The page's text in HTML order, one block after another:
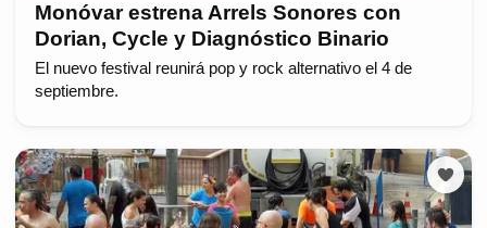
Monóvar estrena Arrels Sonores con
Dorian, Cycle y Diagnóstico Binario
El nuevo festival reunirá pop y rock alternativo el 4 de
septiembre.